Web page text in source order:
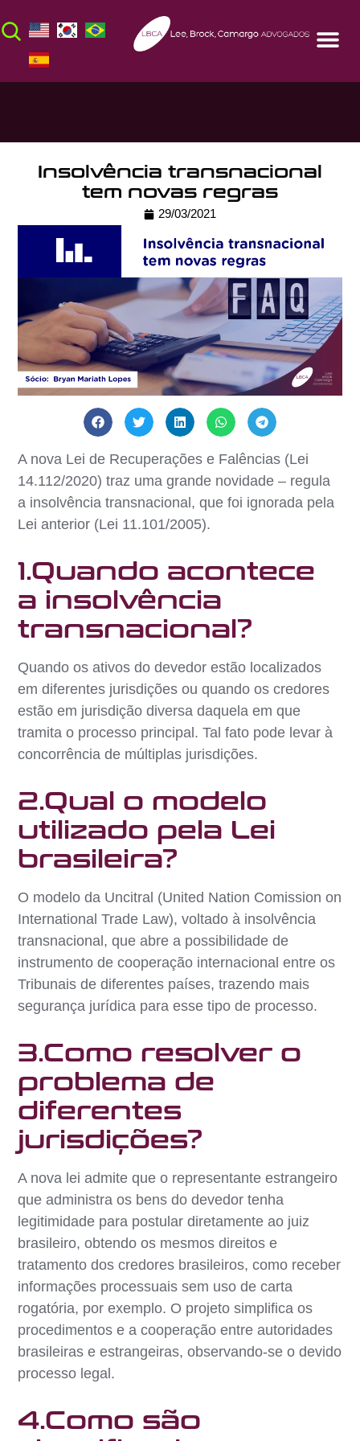
Insolvência transnacional
tem novas regras
29/03/2021
A nova Lei de Recuperações e Falências (Lei
14.112/2020) traz uma grande novidade – regula
a insolvência transnacional, que foi ignorada pela
Lei anterior (Lei 11.101/2005).
1.Quando acontece
a insolvência
transnacional?
Quando os ativos do devedor estão localizados
em diferentes jurisdições ou quando os credores
estão em jurisdição diversa daquela em que
tramita o processo principal. Tal fato pode levar à
concorrência de múltiplas jurisdições.
2.Qual o modelo
utilizado pela Lei
brasileira?
O modelo da Uncitral (United Nation Comission on
International Trade Law), voltado à insolvência
transnacional, que abre a possibilidade de
instrumento de cooperação internacional entre os
Tribunais de diferentes países, trazendo mais
segurança jurídica para esse tipo de processo.
3.Como resolver o
problema de
diferentes
jurisdições?
A nova lei admite que o representante estrangeiro
que administra os bens do devedor tenha
legitimidade para postular diretamente ao juiz
brasileiro, obtendo os mesmos direitos e
tratamento dos credores brasileiros, como receber
informações processuais sem uso de carta
rogatória, por exemplo. O projeto simplifica os
procedimentos e a cooperação entre autoridades
brasileiras e estrangeiras, observando-se o devido
processo legal.
4.Como são